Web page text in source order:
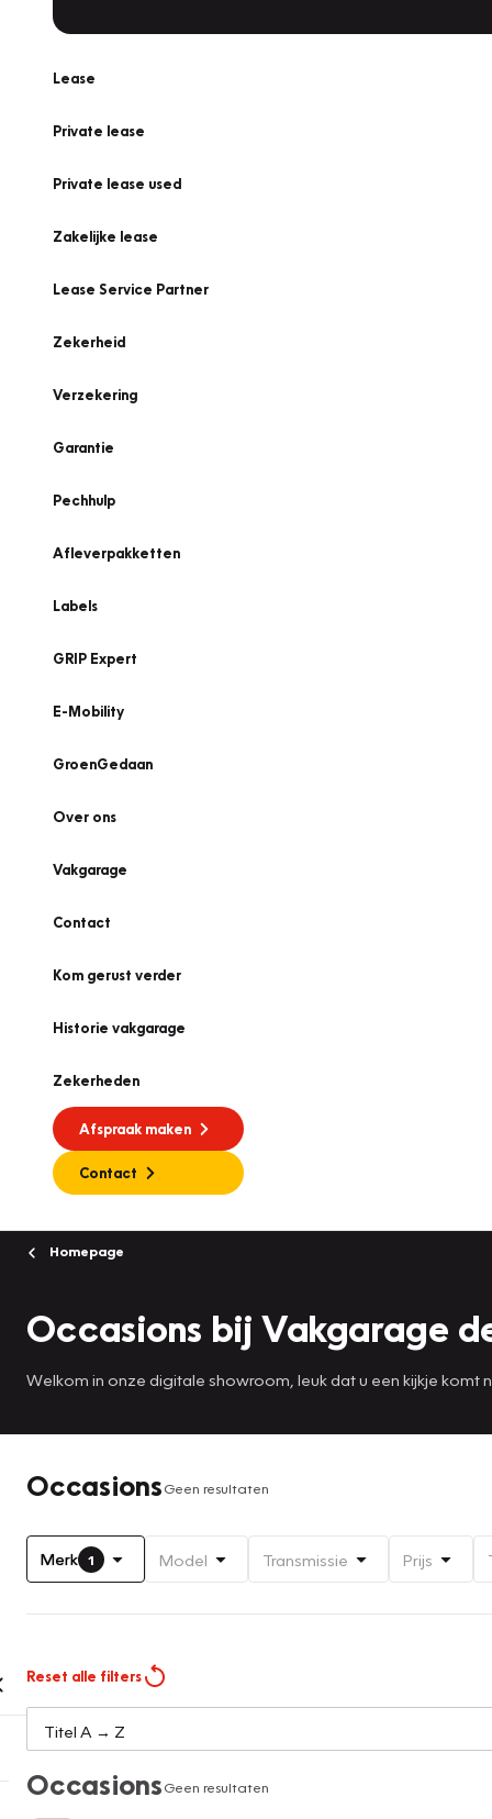
Lease
Private lease
Private lease used
Zakelijke lease
Lease Service Partner
Zekerheid
Verzekering
Garantie
Pechhulp
Afleverpakketten
Labels
GRIP Expert
E-Mobility
GroenGedaan
Over ons
Vakgarage
Contact
Kom gerust verder
Historie vakgarage
Zekerheden
Afspraak maken
Contact
Homepage
Occasions bij Vakgarage
Welkom in onze digitale showroom, leuk dat u een kijkje komt
OccasionsGeen resultaten
Merk 1 Model Transmissie Prijs
Reset alle filters
OccasionsGeen resultaten